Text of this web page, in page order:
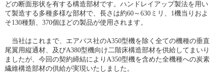
どの断面形状を有する構造部材です。ハンドレイアップ製法を用い
て製造する多種多様な部材で、長さは約60～630ミリ、1機当りおよ
そ130種類、370個ほどの製品が使用されます。
当社はこれまで、エアバス社のA350型機を除く全ての機種の垂直
尾翼用縦通材、及びA380型機向け二階床構造部材を供給してまいり
ましたが、今回の契約締結によりA350型機を含めた全機種への炭素
繊維構造部材の供給が実現いたしました。